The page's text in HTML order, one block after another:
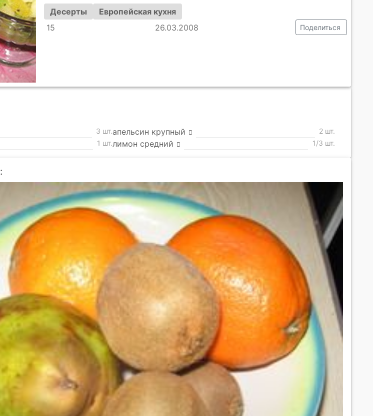
Десерты
Европейская кухня
15
26.03.2008 Поделиться
3 шт.апельсин крупный 2 шт.
1 шт.лимон средний 1/3 шт.
: